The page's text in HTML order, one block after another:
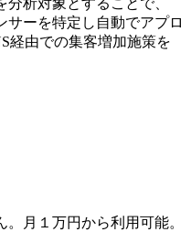
析対象とすることで、
サーを特定し自動でアプロ
経由での集客増加施策を
月１万円から利用可能。